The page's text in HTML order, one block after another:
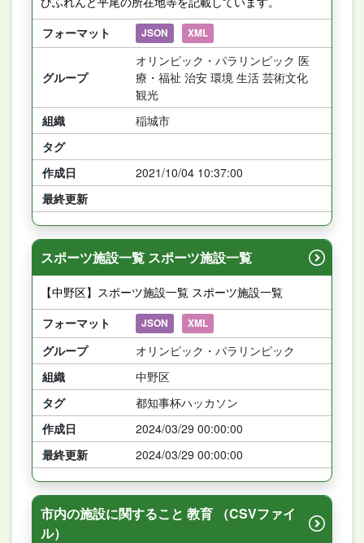
フォーマット
JSON XML
グループ
オリンピック・パラリンピック 医
療・福祉 治安 環境 生活 芸術文化
観光
組織
稲城市
タグ
作成日
2021/10/04 10:37:00
最終更新
スポーツ施設一覧 スポーツ施設一覧
【中野区】スポーツ施設一覧 スポーツ施設一覧
フォーマット
JSON XML
グループ
オリンピック・パラリンピック
組織
中野区
タグ
都知事杯ハッカソン
作成日
2024/03/29 00:00:00
最終更新
2024/03/29 00:00:00
市内の施設に関すること 教育 （CSVファイ
ル）